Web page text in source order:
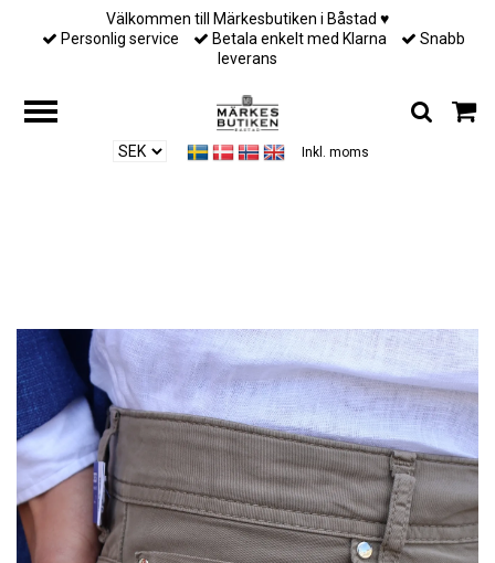
Välkommen till Märkesbutiken i Båstad ♥︎
Personlig service
Betala enkelt med Klarna
Snabb
leverans
Inkl. moms